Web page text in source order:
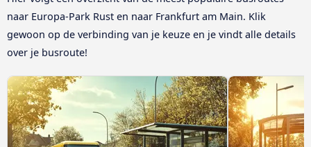
naar Europa-Park Rust en naar Frankfurt am Main. Klik
gewoon op de verbinding van je keuze en je vindt alle details
over je busroute!